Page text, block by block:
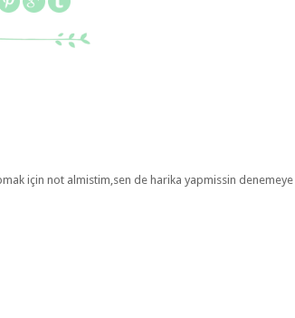
için not almistim,sen de harika yapmissin denemeye